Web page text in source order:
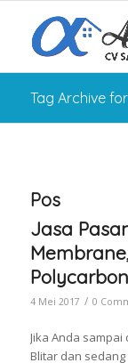
Tag Archive
Pos
Jasa
4 Mei 2017 / 0
Jika Anda
Blitar dan